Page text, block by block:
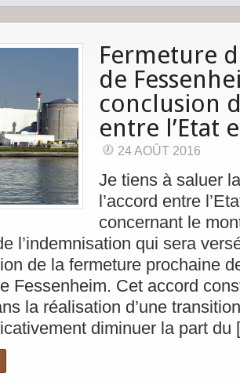
Fermeture
de
conclusion
entre l’Etat
24 AOÛT 2016
Je tiens à saluer
l’accord entre
concernant le
l’indemnisation qui sera
de la fermeture prochaine
Fessenheim. Cet accord
la réalisation d’une
diminuer la part